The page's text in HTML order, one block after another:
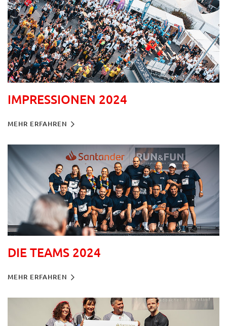
IMPRESSIONEN 2024
MEHR ERFAHREN
DIE TEAMS 2024
MEHR ERFAHREN